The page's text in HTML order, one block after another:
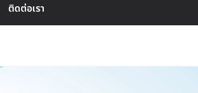
ติดต่อเรา